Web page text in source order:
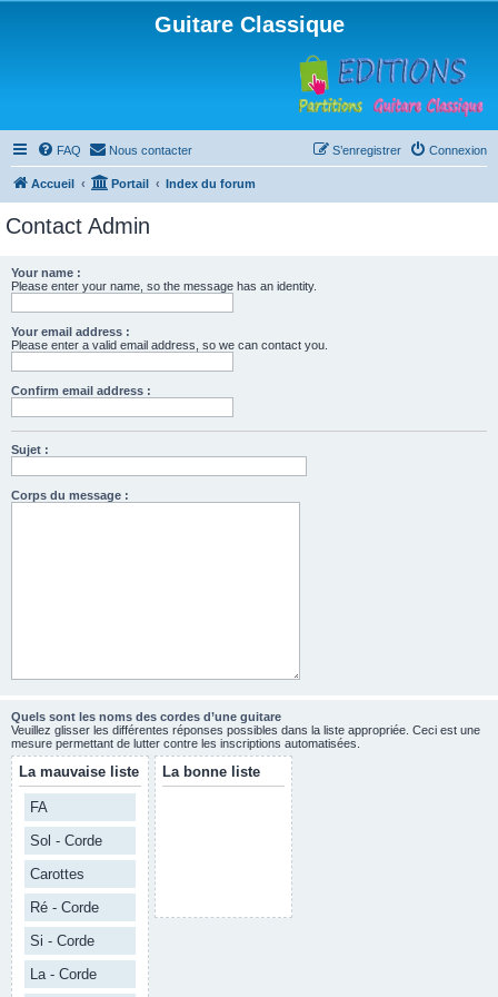
Guitare Classique
FAQ Nous contacter Connexion
S’enregistrer
Accueil Portail Index du forum
Contact Admin
Your name :
Please enter your name, so the message has an identity.
Your email address :
Please enter a valid email address, so we can contact you.
Confirm email address :
Sujet :
Corps du message :
Quels sont les noms des cordes d’une guitare
Veuillez glisser les différentes réponses possibles dans la liste appropriée. Ceci est une
mesure permettant de lutter contre les inscriptions automatisées.
La mauvaise liste
FA
Sol - Corde
Carottes
Ré - Corde
Si - Corde
La - Corde
La bonne liste